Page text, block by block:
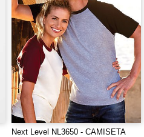
Next Level NL3650 - CAMISETA